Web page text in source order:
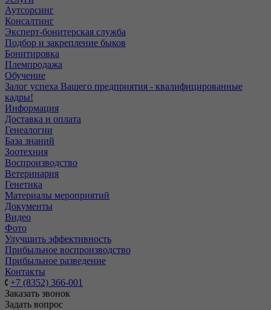
Аутсорсинг
Консалтинг
Эксперт-бонитерская служба
Подбор и закрепление быков
Бонитировка
Племпродажа
Обучение
Залог успеха Вашего предприятия - квалифицированные
кадры!
Информация
Доставка и оплата
Генеалогии
База знаний
Зоотехния
Воспроизводство
Ветеринария
Генетика
Материалы мероприятий
Документы
Видео
Фото
Улучшить эффективность
Прибыльное воспроизводство
Прибыльное разведение
Контакты
+7 (8352) 366-001
Заказать звонок
Задать вопрос